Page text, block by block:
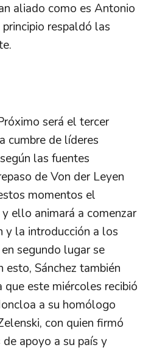
aliado como es Antonio
respaldó las
será el tercer
cumbre de líderes
las fuentes
de Von der Leyen
momentos el
ello animará a comenzar
y la introducción a los
segundo lugar se
esto, Sánchez también
que este miércoles recibió
a su homólogo
con quien firmó
apoyo a su país y